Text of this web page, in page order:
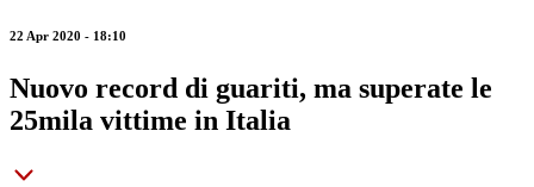
22 Apr 2020 - 18:10
Nuovo record di guariti, ma superate le
25mila vittime in Italia